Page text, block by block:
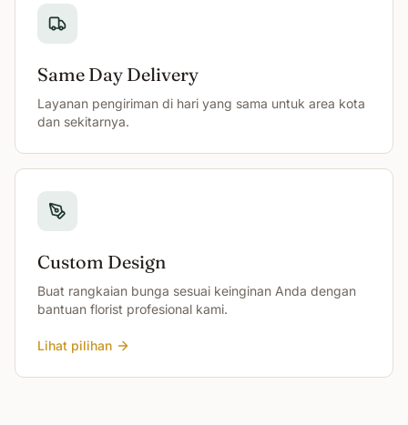
Same Day Delivery
Layanan pengiriman di hari yang sama untuk area kota
dan sekitarnya.
Custom Design
Buat rangkaian bunga sesuai keinginan Anda dengan
bantuan florist profesional kami.
Lihat pilihan